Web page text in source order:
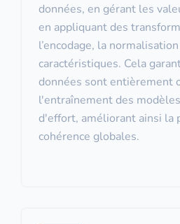
données, en gérant les
en appliquant des
l’encodage, la
caractéristiques. Cela
données sont entièrement
l'entraînement des
d'effort, améliorant ainsi la
cohérence globales.